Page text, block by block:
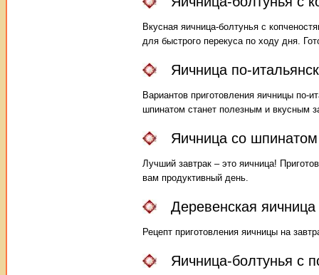
Вкусная яичница-болтунья с
для быстрого перекуса по ходу дня.
Яичница по-
Вариантов приготовления яичницы
шпинатом станет полезным и вкусным
Яичница со
Лучший завтрак – это яичница!
вам продуктивный день.
Деревенская яичница
Рецепт приготовления яичницы на
Яичница-болтунья с